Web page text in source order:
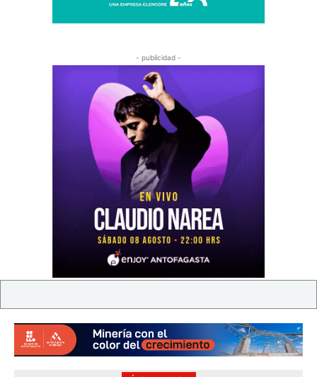
- publicidad -